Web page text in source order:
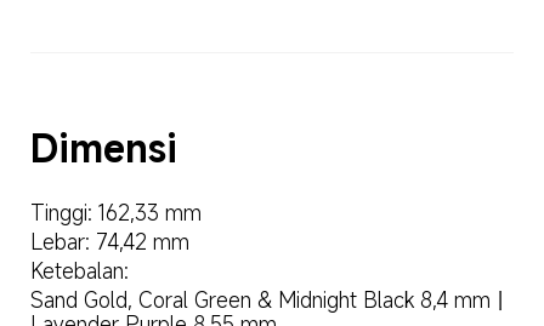
Dimensi
Tinggi: 162,33 mm
Lebar: 74,42 mm
Ketebalan:
Sand Gold, Coral Green & Midnight Black 8,4 mm丨